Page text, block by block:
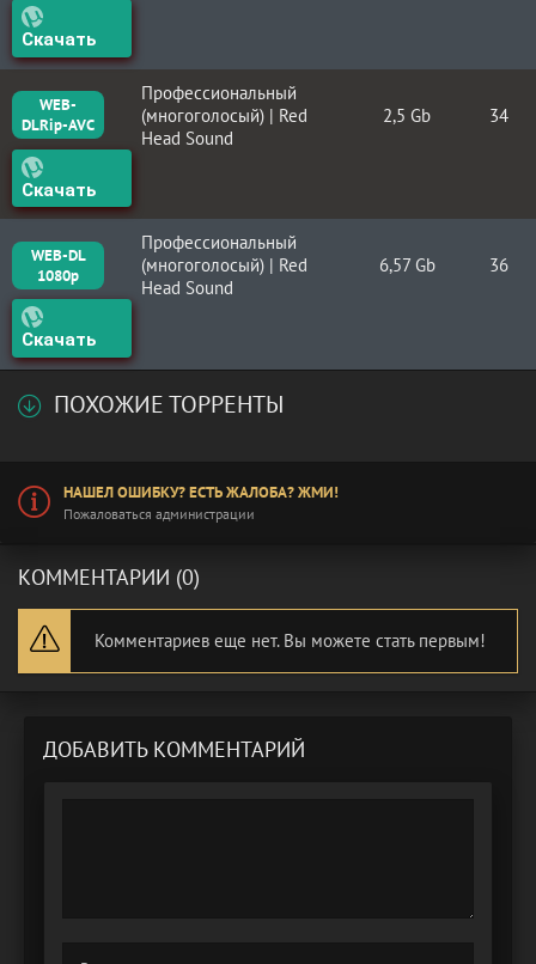
Скачать
WEB-
DLRip-AVC
Профессиональный
(многоголосый) | Red
Head Sound
2,5 Gb 34
Скачать
WEB-DL
1080p
Профессиональный
(многоголосый) | Red
Head Sound
6,57 Gb 36
Скачать
ПОХОЖИЕ ТОРРЕНТЫ
НАШЕЛ ОШИБКУ? ЕСТЬ ЖАЛОБА? ЖМИ!
Пожаловаться администрации
КОММЕНТАРИИ (0)
Комментариев еще нет. Вы можете стать первым!
ДОБАВИТЬ КОММЕНТАРИЙ